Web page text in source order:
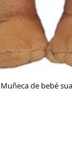
de bebé